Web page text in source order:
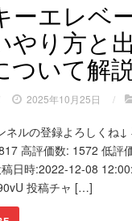
ーエレベ
やり方と
ついて解
2025年10月25日 /
ネルの登録よろしくね↓
高評価数: 1572 低評
稿日時:2022-12-08
投稿チャ […]